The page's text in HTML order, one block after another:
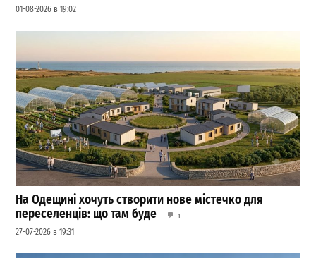
01-08-2026 в 19:02
На Одещині хочуть створити нове містечко для
переселенців: що там буде
1
27-07-2026 в 19:31